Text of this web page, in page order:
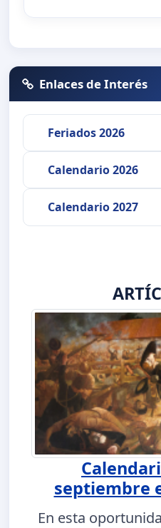
Enlaces de Interés
Feriados 2026
Calendario 2026
Calendario 2027
septiembre
En esta